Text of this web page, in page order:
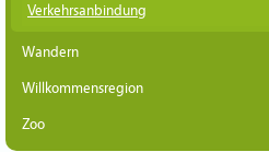
Verkehrsanbindung
Wandern
Willkommensregion
Zoo